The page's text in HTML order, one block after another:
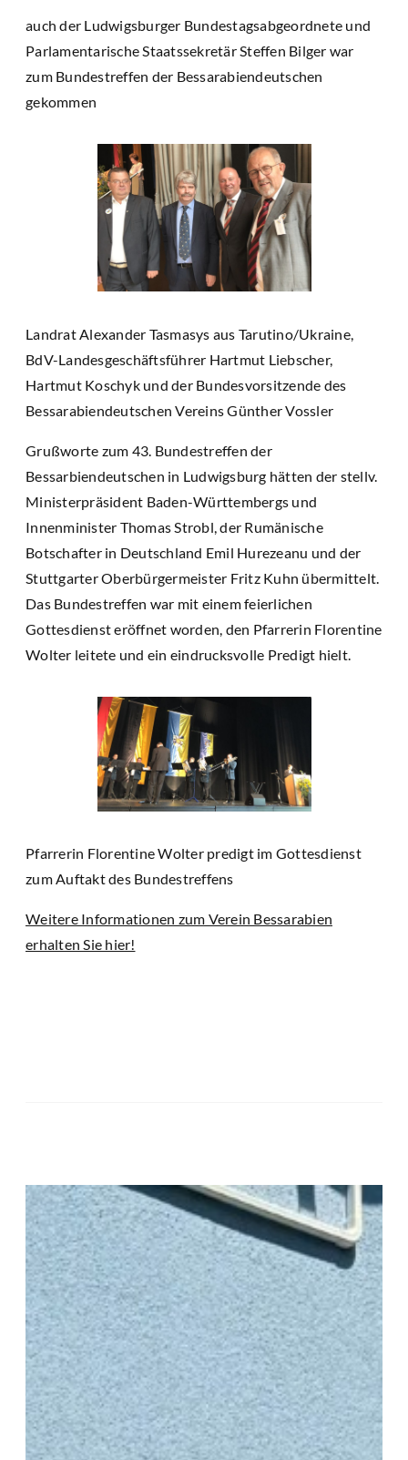
auch der Ludwigsburger Bundestagsabgeordnete und
Parlamentarische Staatssekretär Steffen Bilger war
zum Bundestreffen der Bessarabiendeutschen
gekommen
Landrat Alexander Tasmasys aus Tarutino/Ukraine,
BdV-Landesgeschäftsführer Hartmut Liebscher,
Hartmut Koschyk und der Bundesvorsitzende des
Bessarabiendeutschen Vereins Günther Vossler
Grußworte zum 43. Bundestreffen der
Bessarbiendeutschen in Ludwigsburg hätten der stellv.
Ministerpräsident Baden-Württembergs und
Innenminister Thomas Strobl, der Rumänische
Botschafter in Deutschland Emil Hurezeanu und der
Stuttgarter Oberbürgermeister Fritz Kuhn übermittelt.
Das Bundestreffen war mit einem feierlichen
Gottesdienst eröffnet worden, den Pfarrerin Florentine
Wolter leitete und ein eindrucksvolle Predigt hielt.
Pfarrerin Florentine Wolter predigt im Gottesdienst
zum Auftakt des Bundestreffens
Weitere Informationen zum Verein Bessarabien
erhalten Sie hier!